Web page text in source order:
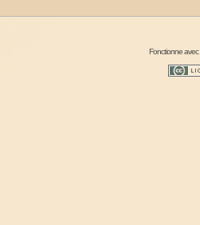
Fonctionne avec